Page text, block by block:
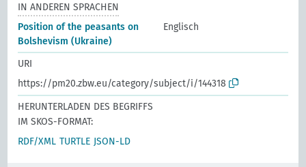
IN ANDEREN SPRACHEN
Position of the peasants on
Bolshevism (Ukraine)
Englisch
URI
https://pm20.zbw.eu/category/subject/i/144318
HERUNTERLADEN DES BEGRIFFS
IM SKOS-FORMAT:
RDF/XML TURTLE JSON-LD